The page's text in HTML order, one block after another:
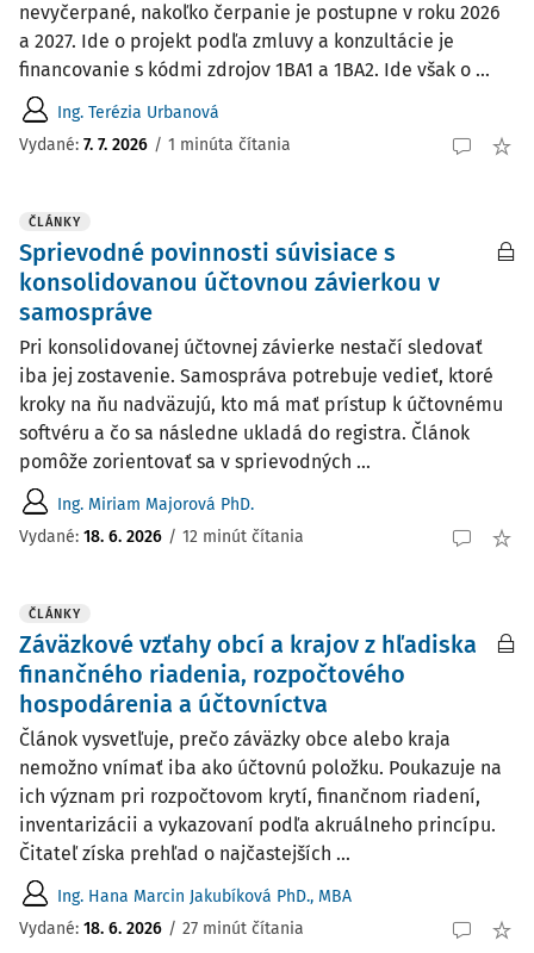
nevyčerpané, nakoľko čerpanie je postupne v roku 2026
a 2027. Ide o projekt podľa zmluvy a konzultácie je
financovanie s kódmi zdrojov 1BA1 a 1BA2. Ide však o ...
Ing. Terézia Urbanová
Vydané: 7. 7. 2026 / 1 minúta čítania
ČLÁNKY
Sprievodné povinnosti súvisiace s
konsolidovanou účtovnou závierkou v
samospráve
Pri konsolidovanej účtovnej závierke nestačí sledovať
iba jej zostavenie. Samospráva potrebuje vedieť, ktoré
kroky na ňu nadväzujú, kto má mať prístup k účtovnému
softvéru a čo sa následne ukladá do registra. Článok
pomôže zorientovať sa v sprievodných ...
Ing. Miriam Majorová PhD.
Vydané: 18. 6. 2026 / 12 minút čítania
ČLÁNKY
Záväzkové vzťahy obcí a krajov z hľadiska
finančného riadenia, rozpočtového
hospodárenia a účtovníctva
Článok vysvetľuje, prečo záväzky obce alebo kraja
nemožno vnímať iba ako účtovnú položku. Poukazuje na
ich význam pri rozpočtovom krytí, finančnom riadení,
inventarizácii a vykazovaní podľa akruálneho princípu.
Čitateľ získa prehľad o najčastejších ...
Ing. Hana Marcin Jakubíková PhD., MBA
Vydané: 18. 6. 2026 / 27 minút čítania